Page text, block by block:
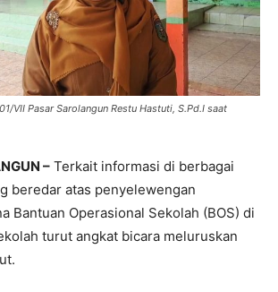
VII Pasar Sarolangun Restu Hastuti, S.Pd.I saat
– Terkait informasi di berbagai
beredar atas penyelewengan
Bantuan Operasional Sekolah (BOS) di
turut angkat bicara meluruskan